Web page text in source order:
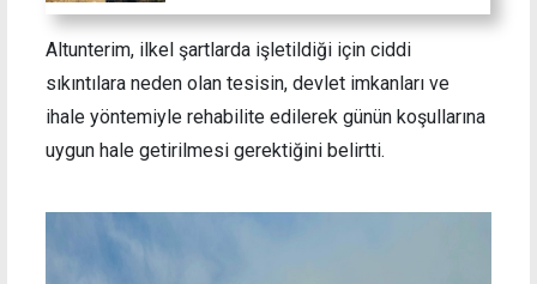
Altunterim, ilkel şartlarda işletildiği için ciddi
sıkıntılara neden olan tesisin, devlet imkanları ve
ihale yöntemiyle rehabilite edilerek günün koşullarına
uygun hale getirilmesi gerektiğini belirtti.